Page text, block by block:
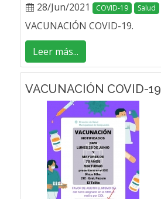
28/Jun/2021 COVID-19 Salud
VACUNACIÓN COVID-19.
Leer más...
VACUNACIÓN COVID-19